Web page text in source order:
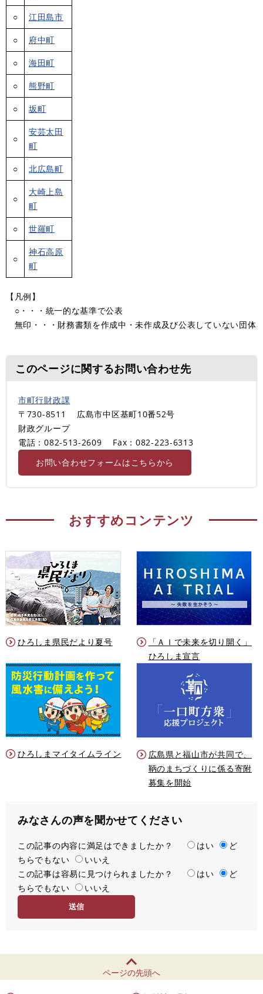
○ 江田島市
○ 府中町
○ 海田町
○ 熊野町
○ 坂町
○
安芸太田
町
○ 北広島町
○
大崎上島
町
○ 世羅町
○
神石高原
町
【凡例】
○・・・統一的な基準で公表
無印・・・財務書類を作成中・未作成及び公表していない団体
このページに関するお問い合わせ先
市町行財政課
〒730-8511
広島市中区基町10番52号
財政グループ
電話：082-513-2609
Fax：082‐223-6313
お問い合わせフォームはこちらから
おすすめコンテンツ
ひろしま県民だより夏号
「ＡＩで未来を切り開く」
ひろしま宣言
ひろしまマイタイムライン
広島県と福山市が共同で、
鞆のまちづくりに係る寄附
募集を開始
みなさんの声を聞かせてください
満
足
度
この記事の内容に満足はできましたか？ はい
ど
ちらでもない
いいえ
容
易
この記事は容易に見つけられましたか？ はい
ど
ちらでもない
いいえ
ページの先頭へ